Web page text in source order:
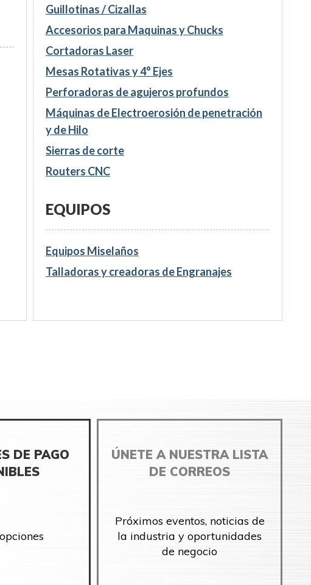
Guillotinas / Cizallas
Accesorios para Maquinas y Chucks
Cortadoras Laser
Mesas Rotativas y 4° Ejes
Perforadoras de agujeros profundos
Máquinas de Electroerosión de penetración
y de Hilo
Sierras de corte
Routers CNC
EQUIPOS
Equipos Miselaños
Talladoras y creadoras de Engranajes
DE PAGO
ÚNETE A NUESTRA LISTA
DE CORREOS
Próximos eventos, noticias de
la industria y oportunidades
de negocio